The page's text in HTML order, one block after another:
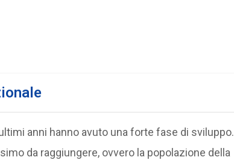
anni hanno avuto una forte fase di sviluppo.
da raggiungere, ovvero la popolazione della